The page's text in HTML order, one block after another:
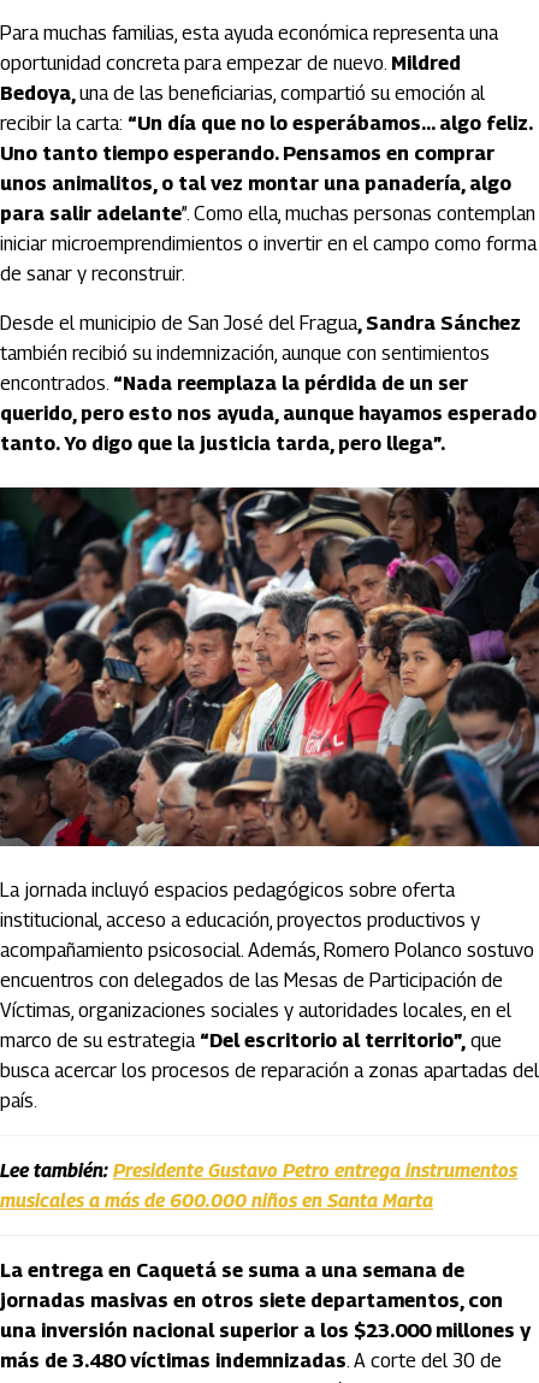
Para muchas familias, esta ayuda económica representa una
oportunidad concreta para empezar de nuevo. Mildred
Bedoya, una de las beneficiarias, compartió su emoción al
recibir la carta: “Un día que no lo esperábamos... algo feliz.
Uno tanto tiempo esperando. Pensamos en comprar
unos animalitos, o tal vez montar una panadería, algo
para salir adelante”. Como ella, muchas personas contemplan
iniciar microemprendimientos o invertir en el campo como forma
de sanar y reconstruir.
Desde el municipio de San José del Fragua , Sandra Sánchez
también recibió su indemnización, aunque con sentimientos
encontrados. “Nada reemplaza la pérdida de un ser
querido, pero esto nos ayuda, aunque hayamos esperado
tanto. Yo digo que la justicia tarda, pero llega”.
La jornada incluyó espacios pedagógicos sobre oferta
institucional, acceso a educación, proyectos productivos y
acompañamiento psicosocial. Además, Romero Polanco sostuvo
encuentros con delegados de las Mesas de Participación de
Víctimas, organizaciones sociales y autoridades locales, en el
marco de su estrategia“Del escritorio al territorio”, que
busca acercar los procesos de reparación a zonas apartadas del
país.
Lee también: Presidente Gustavo Petro entrega instrumentos
musicales a más de 600.000 niños en Santa Marta
La entrega en Caquetá se suma a una semana de
jornadas masivas en otros siete departamentos, con
una inversión nacional superior a los $23.000 millones y
más de 3.480 víctimas indemnizadas. A corte del 30 de